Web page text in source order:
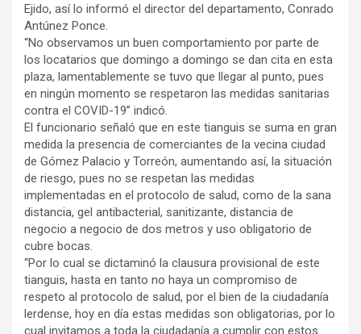
Ejido, así lo informó el director del departamento, Conrado
Antúnez Ponce.
“No observamos un buen comportamiento por parte de
los locatarios que domingo a domingo se dan cita en esta
plaza, lamentablemente se tuvo que llegar al punto, pues
en ningún momento se respetaron las medidas sanitarias
contra el COVID-19” indicó.
El funcionario señaló que en este tianguis se suma en gran
medida la presencia de comerciantes de la vecina ciudad
de Gómez Palacio y Torreón, aumentando así, la situación
de riesgo, pues no se respetan las medidas
implementadas en el protocolo de salud, como de la sana
distancia, gel antibacterial, sanitizante, distancia de
negocio a negocio de dos metros y uso obligatorio de
cubre bocas.
“Por lo cual se dictaminó la clausura provisional de este
tianguis, hasta en tanto no haya un compromiso de
respeto al protocolo de salud, por el bien de la ciudadanía
lerdense, hoy en día estas medidas son obligatorias, por lo
cual invitamos a toda la ciudadanía a cumplir con estos